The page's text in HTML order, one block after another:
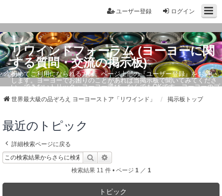
ログイン
ユーザー登録
リワインドフォーラム (ヨーヨーに関
する質問・交流の掲示板)
初めてご利用になられる方は、ページ上部の『ユーザー登録』をお願い
します。ヨーヨーでお困りのことがあれば当掲示板で聞いてみてくださ
い。できないトリック・ヨーヨー選び、なんでもOKです。ヨーヨーのプ
世界最大級の品ぞろえ ヨーヨーストア「リワインド」 掲示板トップ
最近のトピック
詳細検索ページに戻る
検索
検索結果 11 件 • ページ 1 ／ 1
トピック